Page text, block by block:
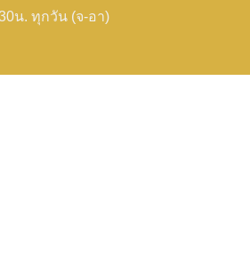
น. ทุกวัน (จ-อา)